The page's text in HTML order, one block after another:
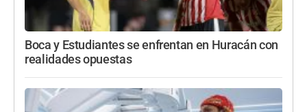
Boca y Estudiantes se enfrentan en Huracán con
realidades opuestas